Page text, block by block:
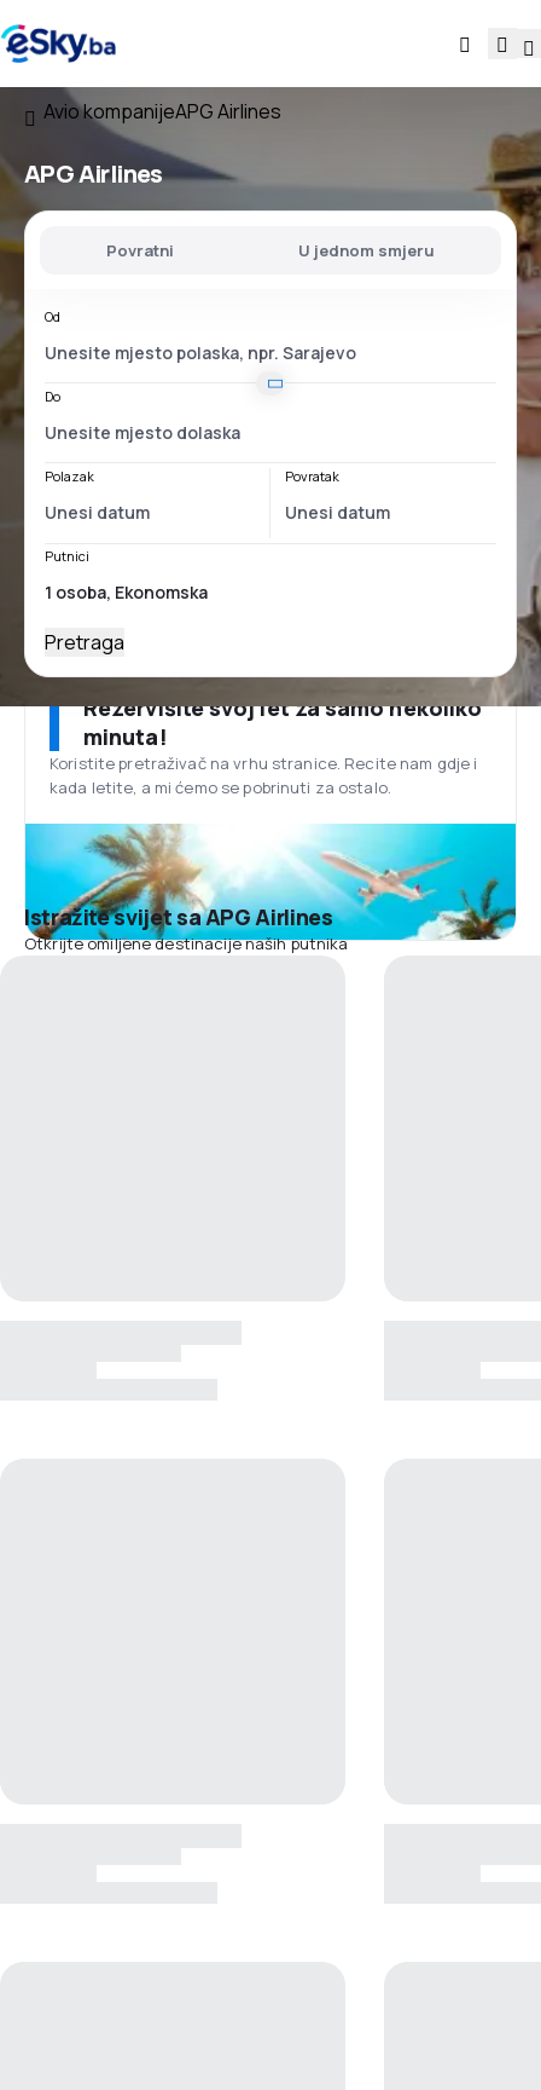
Avio kompanijeAPG Airlines
APG Airlines
Povratni U jednom smjeru
Od
Do
Polazak Povratak
Putnici
Pretraga
Rezervišite svoj let za samo nekoliko
minuta!
Koristite pretraživač na vrhu stranice. Recite nam gdje i
kada letite, a mi ćemo se pobrinuti za ostalo.
Istražite svijet sa APG Airlines
Otkrijte omiljene destinacije naših putnika